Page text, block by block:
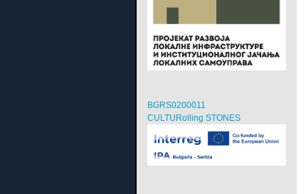
BGRS0200011
CULTURolling STONES